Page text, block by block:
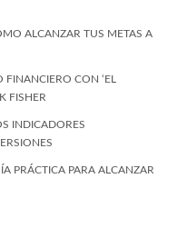
ALCANZAR TUS METAS A
FINANCIERO CON ‘EL
FISHER
INDICADORES
PRÁCTICA PARA ALCANZAR